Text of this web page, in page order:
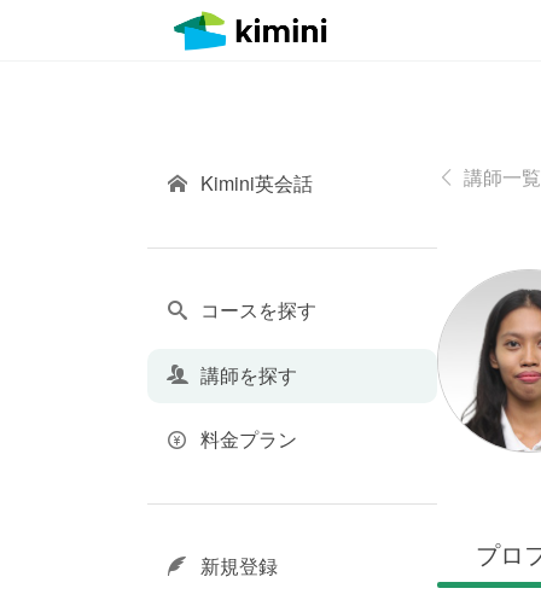
講師一
プロ
Kimini英会話
コースを探す
講師を探す
料金プラン
新規登録